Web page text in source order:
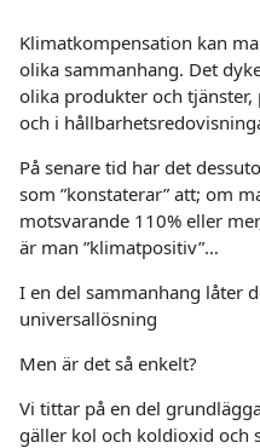
Klimatkompensation kan
olika sammanhang. Det
olika produkter och
och i
På senare tid har det
som ”konstaterar” att; om
motsvarande 110% eller
är man ”klimatpositiv”…
I en del sammanhang låter
universallösning
Men är det så enkelt?
Vi tittar på en del
gäller kol och koldioxid och